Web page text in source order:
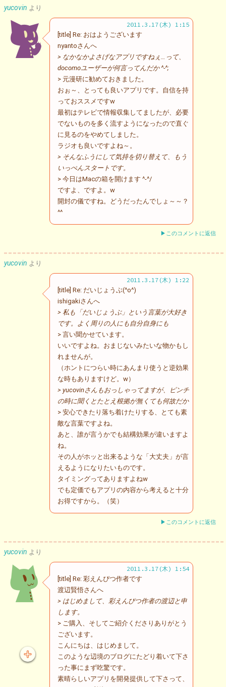
yucovin より
2011.3.17(木) 1:15
[title] Re: おはようございます
nyantoさんへ
> なかなかよさげなアプリですねぇ…って、
docomoユーザーが何言ってんだか ^-^;
> 元漫研に勧めておきました。
おぉ～、とっても良いアプリです。自信を持
っておススメですw
最初はテレビで情報収集してましたが、必要
でないものを多く流すようになったので直ぐ
に見るのをやめてしました。
ラジオも良いですよね～。
> そんなふうにして気持を切り替えて、もう
いっぺんスタートです。
> 今日はMacの箱を開けます ^-^/
ですよ、ですよ。w
開封の儀ですね。どうだったんでしょ～～？
^^
▶このコメントに返信
yucovin より
2011.3.17(木) 1:22
[title] Re: だいじょうぶ(^o^)
ishigakiさんへ
> 私も「だいじょうぶ」という言葉が大好き
です。よく周りの人にも自分自身にも
> 言い聞かせています。
いいですよね。おまじないみたいな物かもし
れませんが。
（ホントにつらい時にあんまり使うと逆効果
な時もありますけど。w）
> yucovinさんもおっしゃってますが、ピンチ
の時に聞くとたとえ根拠が無くても何故だか
> 安心できたり落ち着けたりする、とても素
敵な言葉ですよね。
あと、誰が言うかでも結構効果が違いますよ
ね。
その人がホッと出来るような「大丈夫」が言
えるようになりたいものです。
タイミングってありますよねw
でも定価でもアプリの内容から考えると十分
お得ですから。（笑）
▶このコメントに返信
yucovin より
2011.3.17(木) 1:54
[title] Re: 彩えんぴつ作者です
渡辺賢悟さんへ
> はじめまして、彩えんぴつ作者の渡辺と申
します。
> ご購入、そしてご紹介くださりありがとう
ございます。
こんにちは、はじめまして。
このような辺境のブログにたどり着いて下さ
った事にまず吃驚です。
素晴らしいアプリを開発提供して下さって、